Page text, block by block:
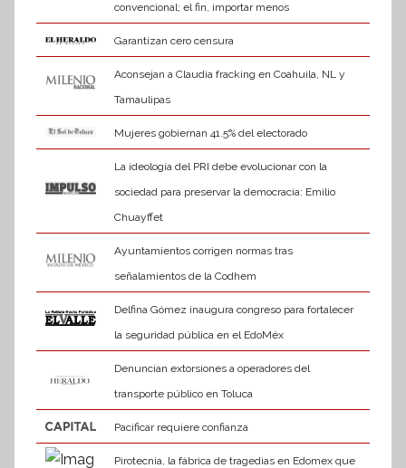
convencional; el fin, importar menos
Garantizan cero censura
Aconsejan a Claudia fracking en Coahuila, NL y
Tamaulipas
Mujeres gobiernan 41.5% del electorado
La ideología del PRI debe evolucionar con la
sociedad para preservar la democracia: Emilio
Chuayffet
Ayuntamientos corrigen normas tras
señalamientos de la Codhem
Delfina Gómez inaugura congreso para fortalecer
la seguridad pública en el EdoMéx
Denuncian extorsiones a operadores del
transporte público en Toluca
Pacificar requiere confianza
Pirotecnia, la fábrica de tragedias en Edomex que